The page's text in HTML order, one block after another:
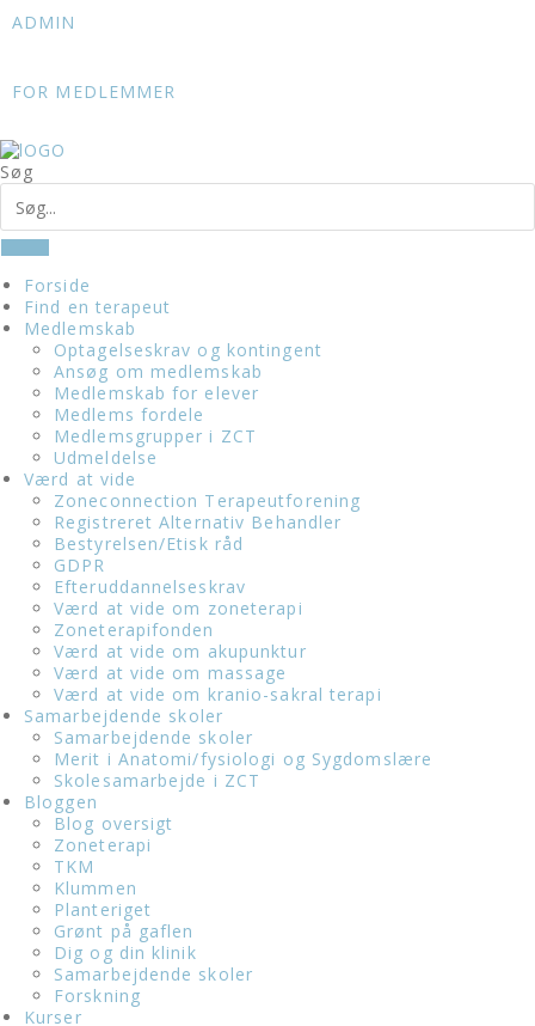
toADMIN
FOR MEDLEMMER
Søg
Forside
Find en terapeut
Medlemskab
Optagelseskrav og kontingent
Ansøg om medlemskab
Medlemskab for elever
Medlems fordele
Medlemsgrupper i ZCT
Udmeldelse
Værd at vide
Zoneconnection Terapeutforening
Registreret Alternativ Behandler
Bestyrelsen/Etisk råd
GDPR
Efteruddannelseskrav
Værd at vide om zoneterapi
Zoneterapifonden
Værd at vide om akupunktur
Værd at vide om massage
Værd at vide om kranio-sakral terapi
Samarbejdende skoler
Samarbejdende skoler
Merit i Anatomi/fysiologi og Sygdomslære
Skolesamarbejde i ZCT
Bloggen
Blog oversigt
Zoneterapi
TKM
Klummen
Planteriget
Grønt på gaflen
Dig og din klinik
Samarbejdende skoler
Forskning
Kurser